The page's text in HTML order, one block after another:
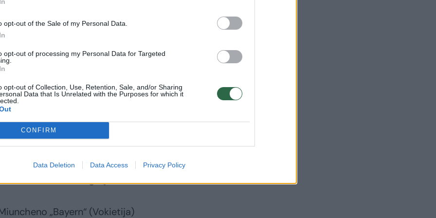
opt-out of the Sale of my Personal Data.
opt-out of processing my Personal Data for Targeted
opt-out of Collection, Use, Retention, Sale, and/or Sharing
Data that Is Unrelated with the Purposes for which it
CONFIRM
Data Deletion Data Access Privacy Policy
neįvyko.
„AC Milan“, „Napoli“, Milano „Inter“
(Vokietija), Lisabonos „Benfica“
„Manchester City“ ( abu – Anglija) ir
„Chelsea“ (Anglija)
„Benfica“ (Portugalija)
„Bayern“ (Vokietija)